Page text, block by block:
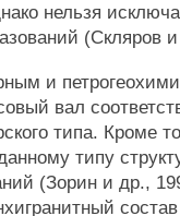
нельзя
(Скляров
и
вал
типа. Кроме
типу
(Зорин и др.,